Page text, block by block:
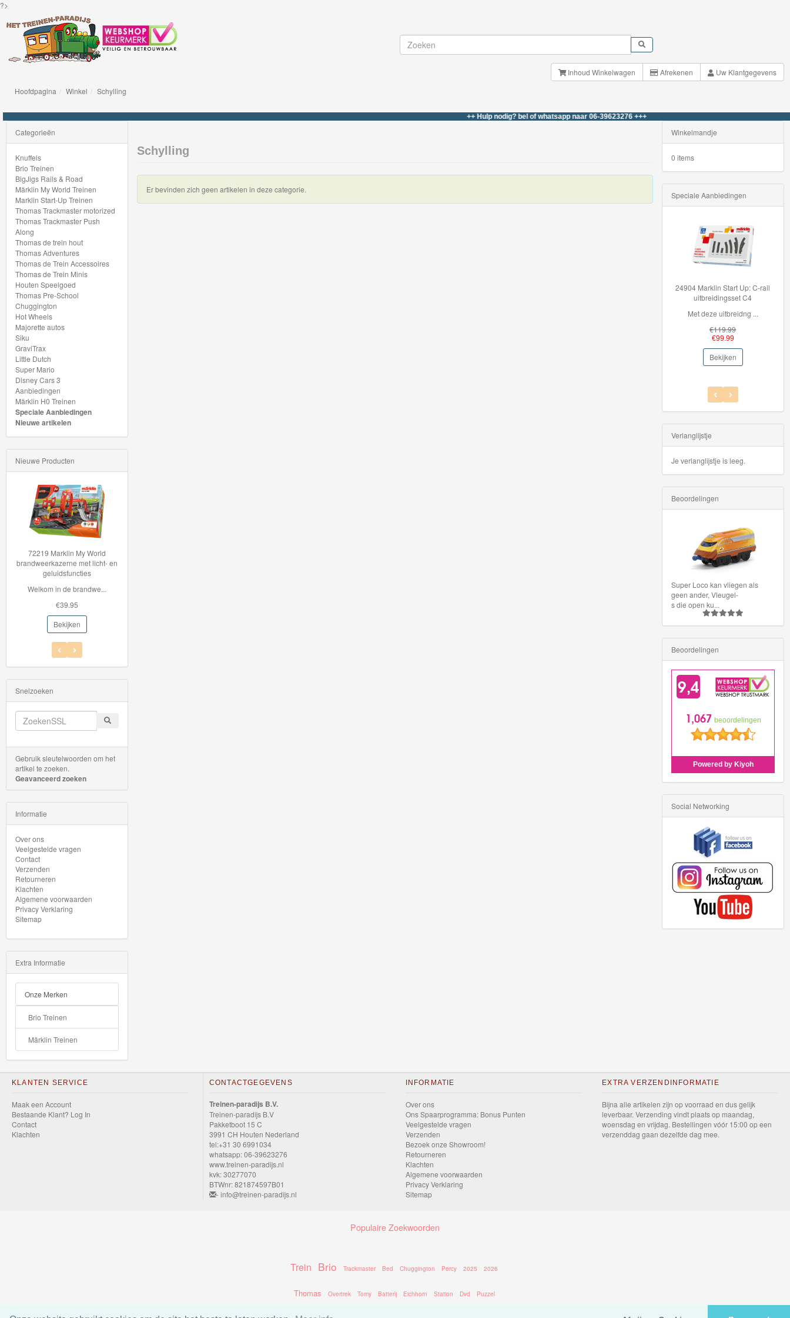
?>
Brio
Treinen
BigJigs
Rails
&
Road
Märklin
My
World
Treinen
Marklin
Start-
Up
Treinen
Thomas
Trackmaster
motorized
Thomas
Trackmaster
Push
Along
Thomas
de
trein
Thomas
Adventures
Thomas
de
Trein
Accessoires
Thomas
de
Trein
Minis
Houten
Speelgoed
Thomas
Pre-
School
Hot
Wheels
Majorette
autos
Siku
GraviTrax
Dutch
Super
Inhoud Winkelwagen Afrekenen
Uw Klantgegevens
Hoofdpagina
Winkel Schylling
++ Hulp nodig? bel of whatsapp naar 06-39623276 +++
Schylling
Er bevinden zich geen artikelen in deze categorie.
Categorieën
Knuffels
Brio Treinen
BigJigs Rails & Road
Märklin My World Treinen
Marklin Start-Up Treinen
Thomas Trackmaster motorized
Thomas Trackmaster Push
Along
Thomas de trein hout
Thomas Adventures
Thomas de Trein Accessoires
Thomas de Trein Minis
Houten Speelgoed
Thomas Pre-School
Chuggington
Hot Wheels
Majorette autos
Siku
GraviTrax
Little Dutch
Super Mario
Disney Cars 3
Aanbiedingen
Märklin H0 Treinen
Speciale Aanbiedingen
Nieuwe artikelen
Nieuwe Producten
72219 Marklin My World
brandweerkazerne met licht- en
geluidsfuncties
Welkom in de brandwe...
€39.95
Bekijken
Snelzoeken
Gebruik sleutelwoorden om het
artikel te zoeken.
Geavanceerd zoeken
Informatie
Over ons
Veelgestelde vragen
Contact
Verzenden
Retourneren
Klachten
Algemene voorwaarden
Privacy Verklaring
Sitemap
Extra Informatie
Onze Merken
Brio Treinen
Märklin Treinen
Winkelmandje
0 items
Speciale Aanbiedingen
24904 Marklin Start Up: C-rail
uitbreidingsset C4
Met deze uitbreidng ...
€119.99
€99.99
Bekijken
Verlanglijstje
Je verlanglijstje is leeg.
Beoordelingen
Super Loco kan vliegen als
geen ander, Vleugel-
s die open ku...
Beoordelingen
Social Networking
KLANTEN SERVICE
Maak een Account
Bestaande Klant? Log In
Contact
Klachten
CONTACTGEGEVENS
Treinen-paradijs B.V.
Treinen-paradijs B.V
Pakketboot 15 C
3991 CH Houten Nederland
tel:+31 30 6991034
whatsapp: 06-39623276
www.treinen-paradijs.nl
kvk: 30277070
BTWnr: 821874597B01
- info@treinen-paradijs.nl
INFORMATIE
Over ons
Ons Spaarprogramma: Bonus Punten
Veelgestelde vragen
Verzenden
Bezoek onze Showroom!
Retourneren
Klachten
Algemene voorwaarden
Privacy Verklaring
Sitemap
EXTRA VERZENDINFORMATIE
Bijna alle artikelen zijn op voorraad en dus gelijk
leverbaar. Verzending vindt plaats op maandag,
woensdag en vrijdag. Bestellingen vóór 15:00 op een
verzenddag gaan dezelfde dag mee.
Populaire Zoekwoorden
Trein Brio Trackmaster Bed Chuggington Percy 2025 2026
Thomas Overtrek Tomy Batterij Eichhorn Station Dvd Puzzel
Take Along